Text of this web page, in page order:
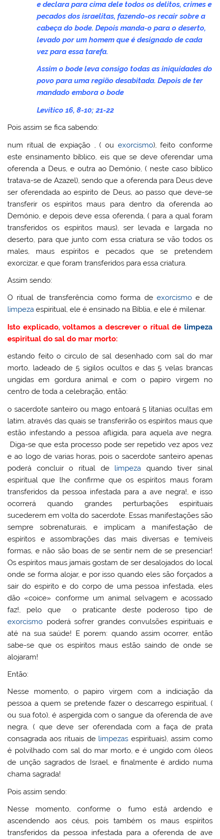
e declara para cima dele todos os delitos, crimes e
pecados dos israelitas, fazendo-os recair sobre a
cabeça do bode. Depois manda-o para o deserto,
levado por um homem que é designado de cada
vez para essa tarefa.
Assim o bode leva consigo todas as iniquidades do
povo para uma região desabitada. Depois de ter
mandado embora o bode
Levítico 16, 8-10; 21-22
Pois assim se fica sabendo:
num ritual de expiação , ( ou exorcismo), feito conforme
este ensinamento bíblico, eis que se deve oferendar uma
oferenda a Deus, e outra ao Demónio, ( neste caso bíblico
tratava-se de Azazel), sendo que a oferenda para Deus deve
ser oferendada ao espirito de Deus, ao passo que deve-se
transferir os espíritos maus para dentro da oferenda ao
Demónio, e depois deve essa oferenda, ( para a qual foram
transferidos os espíritos maus), ser levada e largada no
deserto, para que junto com essa criatura se vão todos os
males, maus espíritos e pecados que se pretendem
exorcizar, e que foram transferidos para essa criatura.
Assim sendo:
O ritual de transferência como forma deexorcismo e de
limpeza espiritual, ele é ensinado na Bíblia, e ele é milenar.
Isto explicado, voltamos a descrever o ritual de limpeza
espiritual do sal do mar morto:
estando feito o circulo de sal desenhado com sal do mar
morto, ladeado de 5 sigilos ocultos e das 5 velas brancas
ungidas em gordura animal e com o papiro virgem no
centro de toda a celebração, então:
o sacerdote santeiro ou mago entoará 5 litanias ocultas em
latim, através das quais se transferirão os espíritos maus que
estão infestando a pessoa afligida, para aquela ave negra.
Diga-se que esta processo pode ser repetido vez apos vez
e ao logo de varias horas, pois o sacerdote santeiro apenas
poderá concluir o ritual de limpeza quando tiver sinal
espiritual que lhe confirme que os espíritos maus foram
transferidos da pessoa infestada para a ave negra!, e isso
ocorrerá quando grandes perturbações espirituais
sucederem em volta do sacerdote. Essas manifestações são
sempre sobrenaturais, e implicam a manifestação de
espíritos e assombrações das mais diversas e temíveis
formas, e não são boas de se sentir nem de se presenciar!
Os espíritos maus jamais gostam de ser desalojados do local
onde se forma alojar, e por isso quando eles são forçados a
sair do espirito e do corpo de uma pessoa infestada, eles
dão «coice» conforme um animal selvagem e acossado
faz!, pelo que o praticante deste poderoso tipo de
exorcismo poderá sofrer grandes convulsões espirituais e
até na sua saúde! E porem: quando assim ocorrer, então
sabe-se que os espíritos maus estão saindo de onde se
alojaram!
Então:
Nesse momento, o papiro virgem com a indiciação da
pessoa a quem se pretende fazer o descarrego espiritual, (
ou sua foto), é aspergida com o sangue da oferenda de ave
negra, ( que deve ser oferendada com a faça de prata
consagrada aos rituais de limpezas espirituais), assim como
é polvilhado com sal do mar morto, e é ungido com óleos
de unção sagrados de Israel, e finalmente é ardido numa
chama sagrada!
Pois assim sendo:
Nesse momento, conforme o fumo está ardendo e
ascendendo aos céus, pois também os maus espíritos
transferidos da pessoa infestada para a oferenda de ave